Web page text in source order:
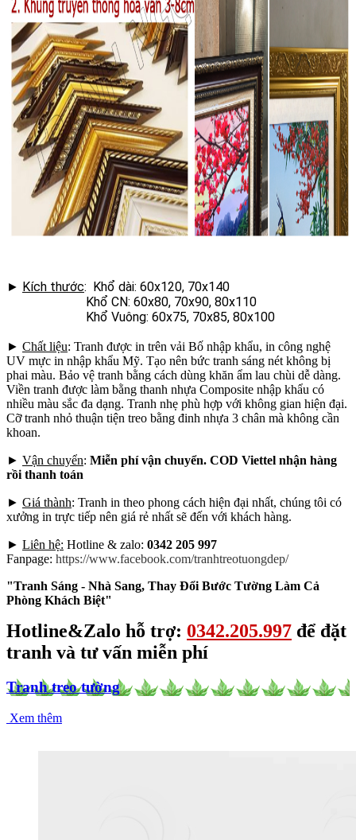
► Kích thước: Khổ dài: 60x120, 70x140
Khổ CN: 60x80, 70x90, 80x110
Khổ Vuông: 60x75, 70x85, 80x100
► Chất liệu: Tranh được in trên vải Bố nhập khẩu, in công nghệ
UV mực in nhập khẩu Mỹ. Tạo nên bức tranh sáng nét không bị
phai màu. Bảo vệ tranh bằng cách dùng khăn ẩm lau chùi dễ dàng.
Viền tranh được làm bằng thanh nhựa Composite nhập khẩu có
nhiều màu sắc đa dạng. Tranh nhẹ phù hợp với không gian hiện đại.
Cỡ tranh nhỏ thuận tiện treo bằng đinh nhựa 3 chân mà không cần
khoan.
► Vận chuyển: Miễn phí vận chuyển. COD Viettel nhận hàng
rồi thanh toán
► Giá thành: Tranh in theo phong cách hiện đại nhất, chúng tôi có
xưởng in trực tiếp nên giá rẻ nhất sẽ đến với khách hàng.
► Liên hệ: Hotline & zalo: 0342 205 997
Fanpage: https://www.facebook.com/tranhtreotuongdep/
"Tranh Sáng - Nhà Sang, Thay Đổi Bước Tường Làm Cả
Phòng Khách Biệt"
Hotline&Zalo hỗ trợ: 0342.205.997 để đặt
tranh và tư vấn miễn phí
Tranh treo tường
Xem thêm